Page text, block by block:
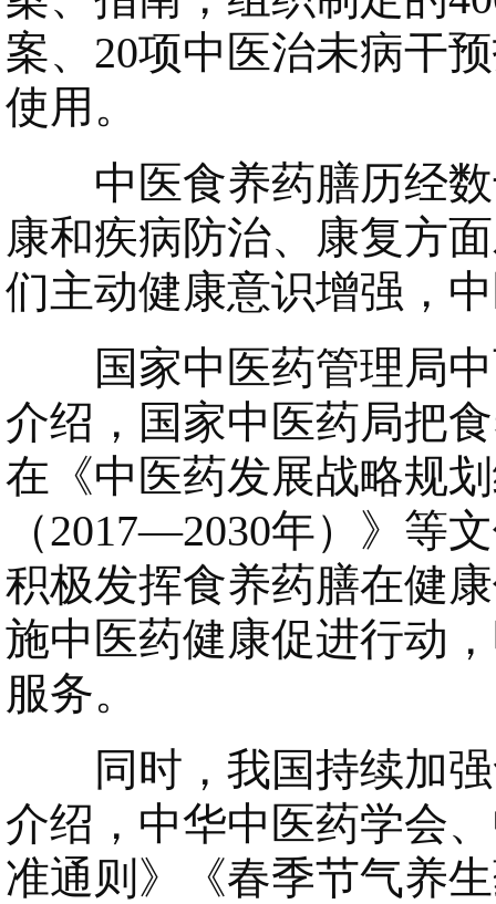
案、20项中医治未病干
使用。
中医食养药膳历经数
康和疾病防治、康复方
们主动健康意识增强，
国家中医药管理局中
介绍，国家中医药局把
在《中医药发展战略规
（2017—2030年）》等
积极发挥食养药膳在健
施中医药健康促进行动
服务。
同时，我国持续加强
介绍，中华中医药学会
准通则》《春季节气养